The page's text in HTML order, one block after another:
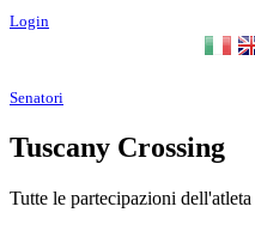
Login
Senatori
Tuscany Crossing
Tutte le partecipazioni dell'atleta